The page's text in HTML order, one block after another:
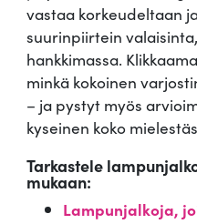
vastaa korkeudeltaan
suurinpiirtein
hankkimassa.
minkä kokoinen
– ja pystyt myös
kyseinen koko
Tarkastele
mukaan:
Lampunjalkoja,